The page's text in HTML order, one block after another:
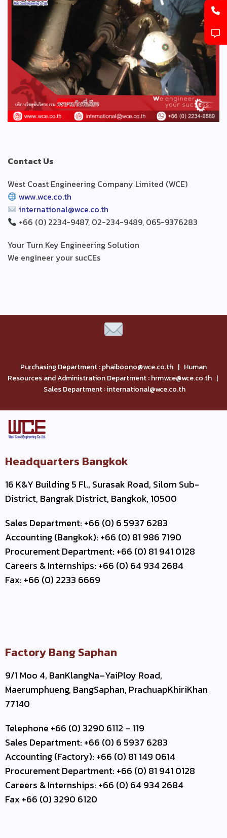
Contact Us
West Coast Engineering Company Limited (WCE)
www.wce.co.th
international@wce.co.th
+66 (0) 2234-9487, 02-234-9489, 065-9376283
Your Turn Key Engineering Solution
We engineer your sucCEs
Purchasing Department : phaiboono@wce.co.th | Human
Resources and Administration Department : hrmwce@wce.co.th |
Sales Department : international@wce.co.th
Headquarters Bangkok
16 K&Y Building 5 Fl., Surasak Road, Silom Sub-
District, Bangrak District, Bangkok, 10500
Sales Department: +66 (0) 6 5937 6283
Accounting (Bangkok): +66 (0) 81 986 7190
Procurement Department: +66 (0) 81 941 0128
Careers & Internships: +66 (0) 64 934 2684
Fax: +66 (0) 2233 6669
Factory Bang Saphan
9/1 Moo 4, BanKlangNa–YaiPloy Road,
Maerumphueng, BangSaphan, PrachuapKhiriKhan
77140
Telephone +66 (0) 3290 6112 – 119
Sales Department: +66 (0) 6 5937 6283
Accounting (Factory): +66 (0) 81 149 0614
Procurement Department: +66 (0) 81 941 0128
Careers & Internships: +66 (0) 64 934 2684
Fax +66 (0) 3290 6120